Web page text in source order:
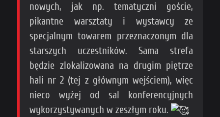
nowych, jak np. tematyczni goście,
pikantne warsztaty i wystawcy ze
specjalnym towarem przeznaczonym dla
starszych uczestników. Sama strefa
będzie zlokalizowana na drugim piętrze
hali nr 2 (tej z głównym wejściem), więc
nieco wyżej od sal konferencyjnych
wykorzystywanych w zeszłym roku.